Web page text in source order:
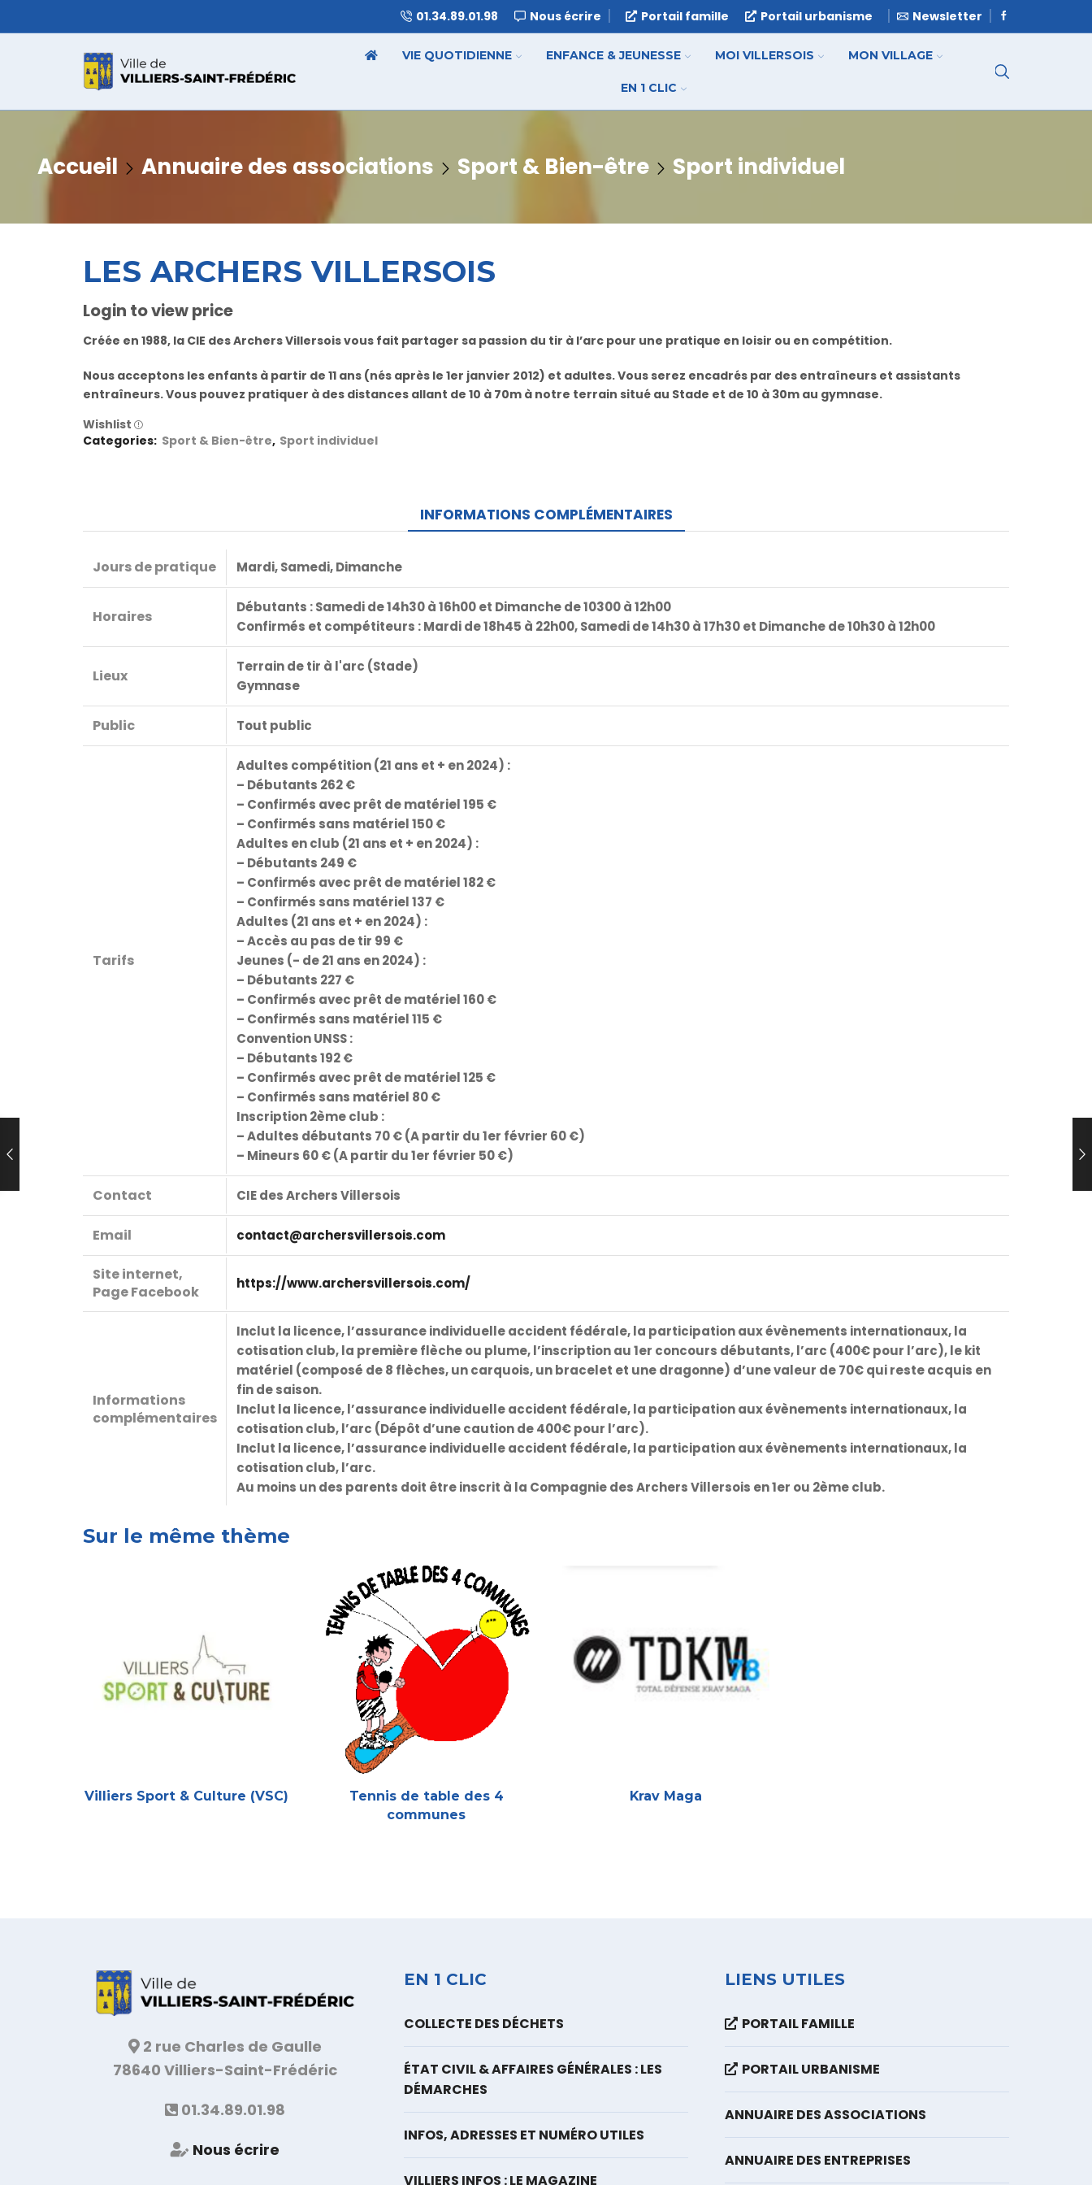
01.34.89.01.98 Nous écrire Portail famille Portail urbanisme Newsletter
VIE QUOTIDIENNE ENFANCE & JEUNESSE MOI VILLERSOIS MON VILLAGE
EN 1 CLIC
Accueil Annuaire des associations Sport & Bien-être Sport individuel
LES ARCHERS VILLERSOIS
Login to view price
Créée en 1988, la CIE des Archers Villersoisvous fait partager sa passion du tir à l’arc pour une pratique en loisir ou en compétition.
Nous acceptons les enfants à partir de 11 ans (nés après le 1er janvier 2012) et adultes. Vous serez encadrés par des entraîneurs et assistants
entraîneurs. Vous pouvez pratiquer à des distances allant de 10 à 70m à notre terrain situé au Stade et de 10 à 30m au gymnase.
Wishlist
Categories: Sport & Bien-être, Sport individuel
INFORMATIONS COMPLÉMENTAIRES
Jours de pratique Mardi, Samedi, Dimanche
Horaires
Débutants : Samedi de 14h30 à 16h00 et Dimanche de 10300 à 12h00
Confirmés et compétiteurs : Mardi de 18h45 à 22h00, Samedi de 14h30 à 17h30 et Dimanche de 10h30 à 12h00
Lieux
Terrain de tir à l'arc (Stade)
Gymnase
Public Tout public
Tarifs
Adultes compétition (21 ans et + en 2024) :
– Débutants 262 €
– Confirmés avec prêt de matériel 195 €
– Confirmés sans matériel 150 €
Adultes en club (21 ans et + en 2024) :
– Débutants 249 €
– Confirmés avec prêt de matériel 182 €
– Confirmés sans matériel 137 €
Adultes (21 ans et + en 2024) :
– Accès au pas de tir 99 €
Jeunes (- de 21 ans en 2024) :
– Débutants 227 €
– Confirmés avec prêt de matériel 160 €
– Confirmés sans matériel 115 €
Convention UNSS :
– Débutants 192 €
– Confirmés avec prêt de matériel 125 €
– Confirmés sans matériel 80 €
Inscription 2ème club :
– Adultes débutants 70 € (A partir du 1er février 60 €)
– Mineurs 60 € (A partir du 1er février 50 €)
Contact CIE des Archers Villersois
Email contact@archersvillersois.com
Site internet,
Page Facebook
https://www.archersvillersois.com/
Informations
complémentaires
Inclut la licence, l’assurance individuelle accident fédérale, la participation aux évènements internationaux, la
cotisation club, la première flèche ou plume, l’inscription au 1er concours débutants, l’arc (400€ pour l’arc), le kit
matériel (composé de 8 flèches, un carquois, un bracelet et une dragonne) d’une valeur de 70€ qui reste acquis en
fin de saison.
Inclut la licence, l’assurance individuelle accident fédérale, la participation aux évènements internationaux, la
cotisation club, l’arc (Dépôt d’une caution de 400€ pour l’arc).
Inclut la licence, l’assurance individuelle accident fédérale, la participation aux évènements internationaux, la
cotisation club, l’arc.
Au moins un des parents doit être inscrit à la Compagnie des Archers Villersois en 1er ou 2ème club.
Sur le même thème
Villiers Sport & Culture (VSC)
Tennis de table des 4
communes
Krav Maga
2 rue Charles de Gaulle
78640 Villiers-Saint-Frédéric
01.34.89.01.98
Nous écrire
EN 1 CLIC
COLLECTE DES DÉCHETS
ÉTAT CIVIL & AFFAIRES GÉNÉRALES : LES
DÉMARCHES
INFOS, ADRESSES ET NUMÉRO UTILES
VILLIERS INFOS : LE MAGAZINE
LIENS UTILES
PORTAIL FAMILLE
PORTAIL URBANISME
ANNUAIRE DES ASSOCIATIONS
ANNUAIRE DES ENTREPRISES